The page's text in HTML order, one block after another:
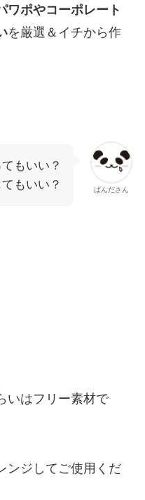
ワポやコーポレート
を厳選＆イチから作
ぱんださん
もいい？
もいい？
いはフリー素材で
ンジしてご使用くだ